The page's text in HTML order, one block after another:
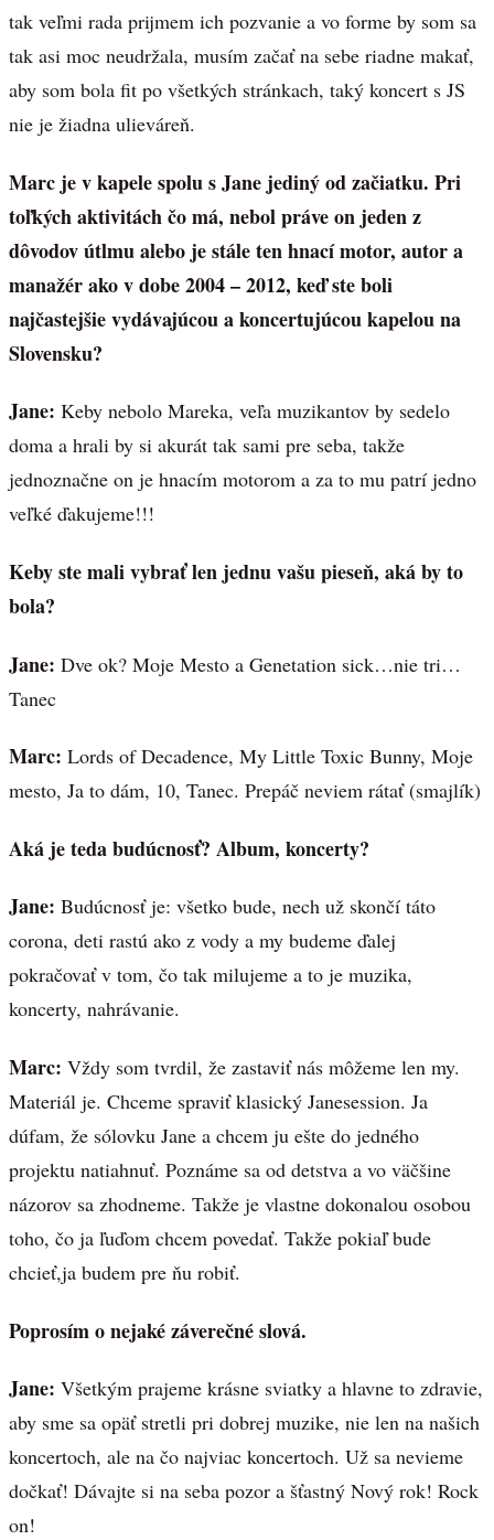
tak veľmi rada prijmem ich pozvanie a vo forme by som sa
tak asi moc neudržala, musím začať na sebe riadne makať,
aby som bola fit po všetkých stránkach, taký koncert s JS
nie je žiadna ulieváreň.
Marc je v kapele spolu s Jane jediný od začiatku. Pri
toľkých aktivitách čo má, nebol práve on jeden z
dôvodov útlmu alebo je stále ten hnací motor, autor a
manažér ako v dobe 2004 – 2012, keď ste boli
najčastejšie vydávajúcou a koncertujúcou kapelou na
Slovensku?
Jane: Keby nebolo Mareka, veľa muzikantov by sedelo
doma a hrali by si akurát tak sami pre seba, takže
jednoznačne on je hnacím motorom a za to mu patrí jedno
veľké ďakujeme!!!
Keby ste mali vybrať len jednu vašu pieseň, aká by to
bola?
Jane: Dve ok? Moje Mesto a Genetation sick…nie tri…
Tanec
Marc: Lords of Decadence, My Little Toxic Bunny, Moje
mesto, Ja to dám, 10, Tanec. Prepáč neviem rátať (smajlík)
Aká je teda budúcnosť? Album, koncerty?
Jane: Budúcnosť je: všetko bude, nech už skončí táto
corona, deti rastú ako z vody a my budeme ďalej
pokračovať v tom, čo tak milujeme a to je muzika,
koncerty, nahrávanie.
Marc: Vždy som tvrdil, že zastaviť nás môžeme len my.
Materiál je. Chceme spraviť klasický Janesession. Ja
dúfam, že sólovku Jane a chcem ju ešte do jedného
projektu natiahnuť. Poznáme sa od detstva a vo väčšine
názorov sa zhodneme. Takže je vlastne dokonalou osobou
toho, čo ja ľuďom chcem povedať. Takže pokiaľ bude
chcieť,ja budem pre ňu robiť.
Poprosím o nejaké záverečné slová.
Jane: Všetkým prajeme krásne sviatky a hlavne to zdravie,
aby sme sa opäť stretli pri dobrej muzike, nie len na našich
koncertoch, ale na čo najviac koncertoch. Už sa nevieme
dočkať! Dávajte si na seba pozor a šťastný Nový rok! Rock
on!